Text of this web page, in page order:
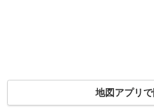
地図アプリで